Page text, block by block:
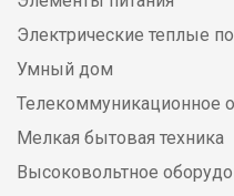
Электрические теплые
Умный дом
Телекоммуникационное
Мелкая бытовая техника
Высоковольтное